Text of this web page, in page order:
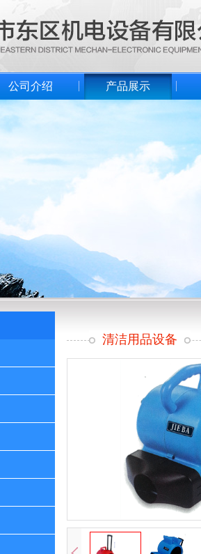
公司介绍 产品展示
清洁用品设备